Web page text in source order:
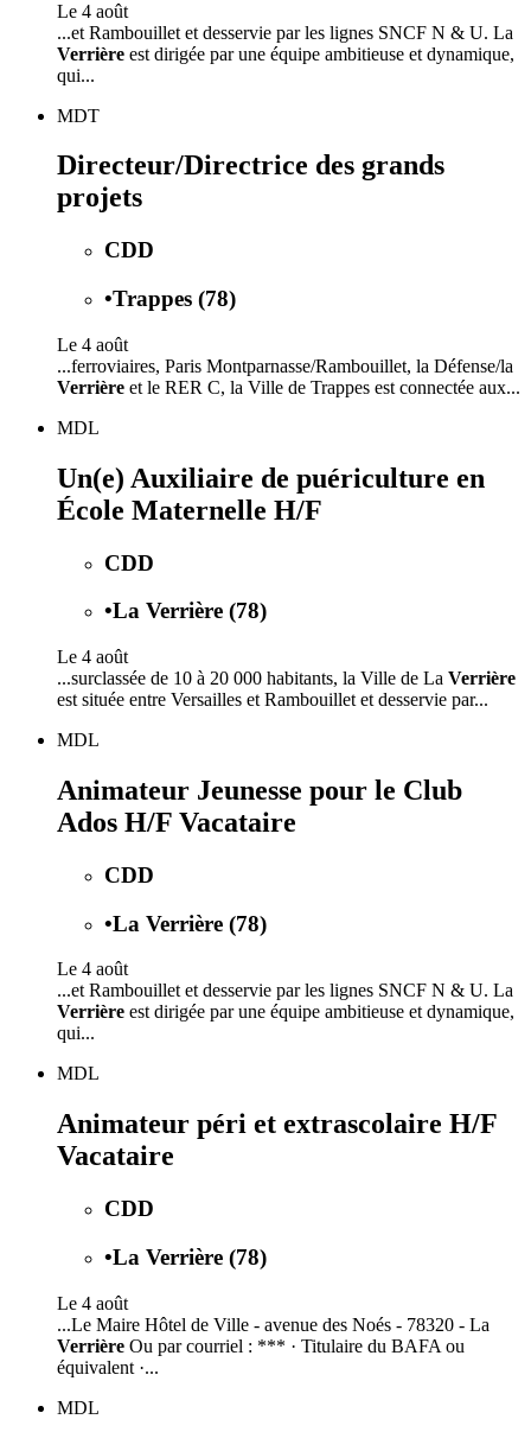
Le 4 août
...et Rambouillet et desservie par les lignes SNCF N & U. La
Verrière est dirigée par une équipe ambitieuse et dynamique,
qui...
MDT
Directeur/Directrice des grands
projets
CDD
•Trappes (78)
Le 4 août
...ferroviaires, Paris Montparnasse/Rambouillet, la Défense/la
Verrière et le RER C, la Ville de Trappes est connectée aux...
MDL
Un(e) Auxiliaire de puériculture en
École Maternelle H/F
CDD
•La Verrière (78)
Le 4 août
...surclassée de 10 à 20 000 habitants, la Ville de La Verrière
est située entre Versailles et Rambouillet et desservie par...
MDL
Animateur Jeunesse pour le Club
Ados H/F Vacataire
CDD
•La Verrière (78)
Le 4 août
...et Rambouillet et desservie par les lignes SNCF N & U. La
Verrière est dirigée par une équipe ambitieuse et dynamique,
qui...
MDL
Animateur péri et extrascolaire H/F
Vacataire
CDD
•La Verrière (78)
Le 4 août
...Le Maire Hôtel de Ville - avenue des Noés - 78320 - La
Verrière Ou par courriel : *** · Titulaire du BAFA ou
équivalent ·...
MDL